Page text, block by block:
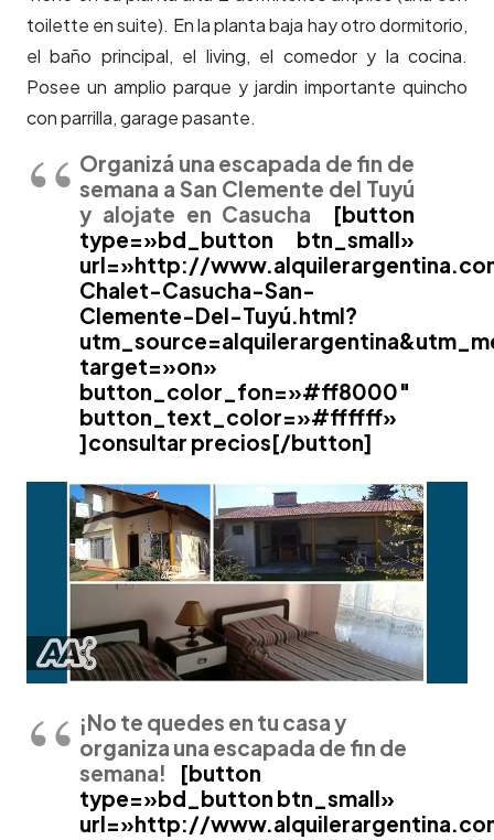
toilette en suite). En la planta baja hay otro dormitorio,
el baño principal, el living, el comedor y la cocina.
Posee un amplio parque y jardin importante quincho
con parrilla, garage pasante.
Organizá una escapada de fin de
semana a San Clemente del Tuyú
y alojate en Casucha [button
type=»bd_button btn_small»
url=»http://
Chalet-Casucha-San-
Clemente-Del-Tuyú.html?
target=»on»
button_color_fon=»#ff8000″
button_text_color=»#ffffff»
]consultar precios[/button]
¡No te quedes en tu casa y
organiza una escapada de fin de
semana! [button
type=»bd_button btn_small»
url=»http://